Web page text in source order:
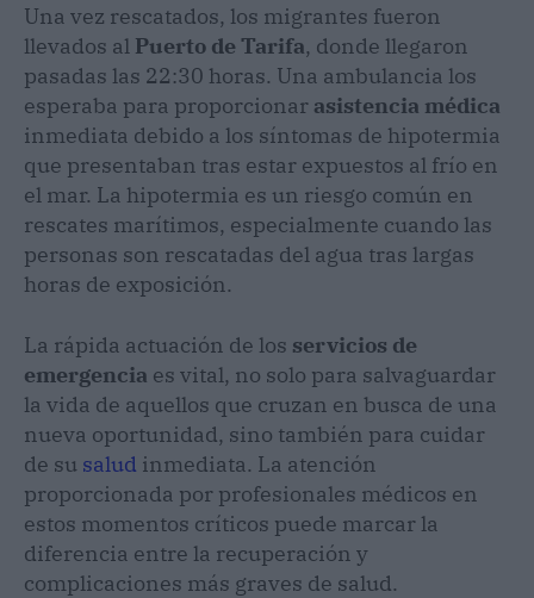
Una vez rescatados, los migrantes fueron
llevados al Puerto de Tarifa, donde llegaron
pasadas las 22:30 horas. Una ambulancia los
esperaba para proporcionar asistencia médica
inmediata debido a los síntomas de hipotermia
que presentaban tras estar expuestos al frío en
el mar. La hipotermia es un riesgo común en
rescates marítimos, especialmente cuando las
personas son rescatadas del agua tras largas
horas de exposición.
La rápida actuación de los servicios de
emergencia es vital, no solo para salvaguardar
la vida de aquellos que cruzan en busca de una
nueva oportunidad, sino también para cuidar
de su salud inmediata. La atención
proporcionada por profesionales médicos en
estos momentos críticos puede marcar la
diferencia entre la recuperación y
complicaciones más graves de salud.